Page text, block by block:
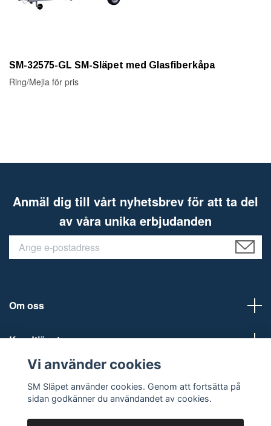
SM-32575-GL SM-Släpet med Glasfiberkåpa
Ring/Mejla för pris
Anmäl dig till vårt nyhetsbrev för att ta del
av våra unika erbjudanden
Om oss
Kundtjänst
Sociala medier
Vi använder cookies
SM Släpet använder cookies. Genom att fortsätta på
sidan godkänner du användandet av cookies.